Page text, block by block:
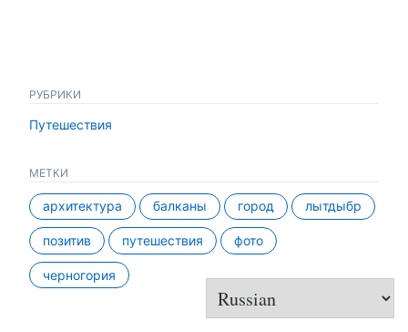
РУБРИКИ
Путешествия
МЕТКИ
архитектура балканы город лытдыбр
позитив путешествия фото
черногория